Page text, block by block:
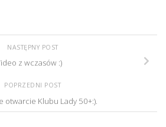
NASTĘPNY POST
z wczasów :)
POPRZEDNI POST
otwarcie Klubu Lady 50+:).